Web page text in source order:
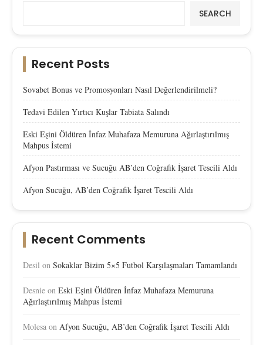
SEARCH
Recent Posts
Sovabet Bonus ve Promosyonları Nasıl Değerlendirilmeli?
Tedavi Edilen Yırtıcı Kuşlar Tabiata Salındı
Eski Eşini Öldüren İnfaz Muhafaza Memuruna Ağırlaştırılmış
Mahpus İstemi
Afyon Pastırması ve Sucuğu AB’den Coğrafik İşaret Tescili Aldı
Afyon Sucuğu, AB’den Coğrafik İşaret Tescili Aldı
Recent Comments
Desil on Sokaklar Bizim 5×5 Futbol Karşılaşmaları Tamamlandı
Desnie on Eski Eşini Öldüren İnfaz Muhafaza Memuruna
Ağırlaştırılmış Mahpus İstemi
Molesa on Afyon Sucuğu, AB’den Coğrafik İşaret Tescili Aldı